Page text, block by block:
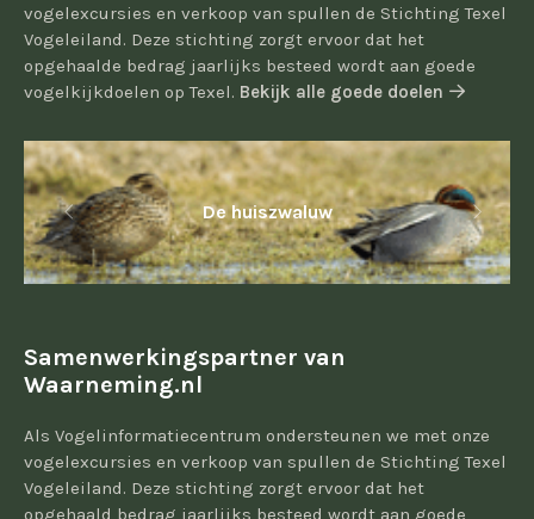
vogelexcursies en verkoop van spullen de Stichting Texel
Vogeleiland. Deze stichting zorgt ervoor dat het
opgehaalde bedrag jaarlijks besteed wordt aan goede
vogelkijkdoelen op Texel. Bekijk alle goede doelen
De huiszwaluw
Samenwerkingspartner van
Waarneming.nl
Als Vogelinformatiecentrum ondersteunen we met onze
vogelexcursies en verkoop van spullen de Stichting Texel
Vogeleiland. Deze stichting zorgt ervoor dat het
opgehaald bedrag jaarlijks besteed wordt aan goede